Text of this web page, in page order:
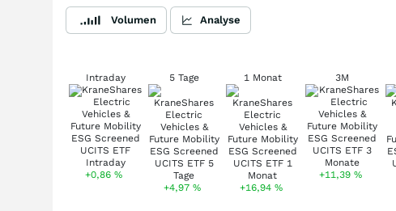
Volumen Analyse
Intraday
+0,86%
5 Tage
+4,97%
1 Monat
+16,94 %
3M
+11,39%